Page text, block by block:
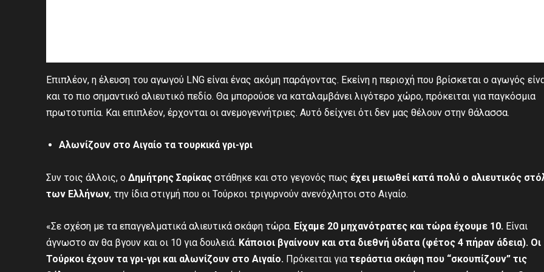
Επιπλέον, η έλευση του αγωγού LNG είναι ένας ακόμη παράγοντας. Εκείνη η περιοχή που βρίσκεται ο αγωγός
και το πιο σημαντικό αλιευτικό πεδίο. Θα μπορούσε να καταλαμβάνει λιγότερο χώρο, πρόκειται για παγκόσμια
πρωτοτυπία. Και επιπλέον, έρχονται οι ανεμογεννήτριες. Αυτό δείχνει ότι δεν μας θέλουν στην θάλασσα.
Αλωνίζουν στο Αιγαίο τα τουρκικά γρι-γρι
Συν τοις άλλοις, ο Δημήτρης Σαρίκας στάθηκε και στο γεγονός πως έχει μειωθεί κατά πολύ ο αλιευτικός
των Ελλήνων, την ίδια στιγμή που οι Τούρκοι τριγυρνούν ανενόχλητοι στο Αιγαίο.
«Σε σχέση με τα επαγγελματικά αλιευτικά σκάφη τώρα. Είχαμε 20 μηχανότρατες και τώρα έχουμε 10. Είναι
άγνωστο αν θα βγουν και οι 10 για δουλειά. Κάποιοι βγαίνουν και στα διεθνή ύδατα (φέτος 4 πήραν άδεια). Οι
Τούρκοι έχουν τα γρι-γρι και αλωνίζουν στο Αιγαίο. Πρόκειται για τεράστια σκάφη που “σκουπίζουν” τις